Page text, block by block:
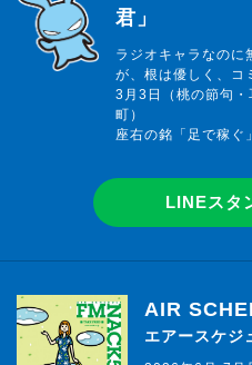
君」
ラジオキャラなのに
が、根は優しく、コ
3月3日（桃の節句
町）
座右の銘「足で稼ぐ」
LINEスタ
AIR
エアースケジ